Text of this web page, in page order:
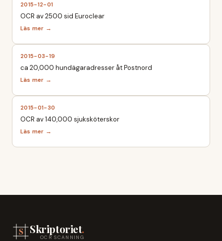
2015-12-01
OCR av 2500 sid Euroclear
2015-03-19
ca 20,000 hundägaradresser åt Postnord
2015-01-30
OCR av 140,000 sjuksköterskor
Skriptoriet.
OCR SCANNING